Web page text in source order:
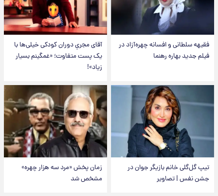
فقیهه سلطانی و افسانه چهره‌آزاد در
فیلم جدید بهاره رهنما
آقای مجریِ دوران کودکی خیلی‌ها با
یک پست متفاوت؛ «غمگینم بسیار
زیاد»!
تیپ گل‌گلی خانم بازیگر جوان در
جشن نفس | تصاویر
زمان پخش «مرد سه هزار چهره»
مشخص شد